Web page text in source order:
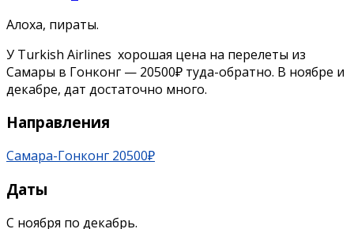
Алоха, пираты.
У Turkish Airlines хорошая цена на перелеты из
Самары в Гонконг — 20500₽ туда-обратно. В ноябре и
декабре, дат достаточно много.
Направления
Самара-Гонконг 20500₽
Даты
С ноября по декабрь.